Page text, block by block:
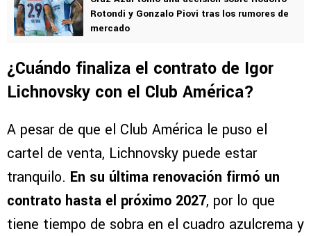
Rotondi y Gonzalo Piovi tras los rumores de
mercado
¿Cuándo finaliza el contrato de Igor
Lichnovsky con el Club América?
A pesar de que el Club América le puso el
cartel de venta, Lichnovsky puede estar
tranquilo. En su última renovación firmó un
contrato hasta el próximo 2027, por lo que
tiene tiempo de sobra en el cuadro azulcrema y